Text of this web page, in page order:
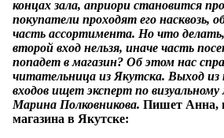
концах зала, априори становится
покупатели проходят его насквозь,
часть ассортимента. Но что
второй вход нельзя, иначе часть
попадет в магазин? Об этом нас
читательница из Якутска. Выход из
входов ищет эксперт по визуальному
Марина Полковникова. Пишет Анна,
магазина в Якутске: